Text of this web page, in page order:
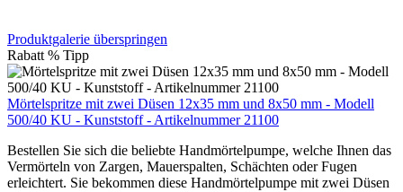
Produktgalerie überspringen
Rabatt % Tipp
Mörtelspritze mit zwei Düsen 12x35 mm und 8x50 mm - Modell
500/40 KU - Kunststoff - Artikelnummer 21100
Bestellen Sie sich die beliebte Handmörtelpumpe, welche Ihnen das
Vermörteln von Zargen, Mauerspalten, Schächten oder Fugen
erleichtert. Sie bekommen diese Handmörtelpumpe mit zwei Düsen